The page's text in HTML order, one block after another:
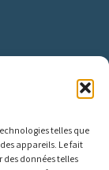
telles que
appareils. Le fait
données telles